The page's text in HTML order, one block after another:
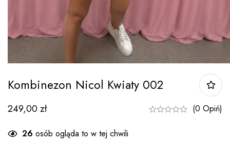
Kombinezon Nicol Kwiaty 002
249,00zł (0 Opiń)
30 osób ogląda to w tej chwili